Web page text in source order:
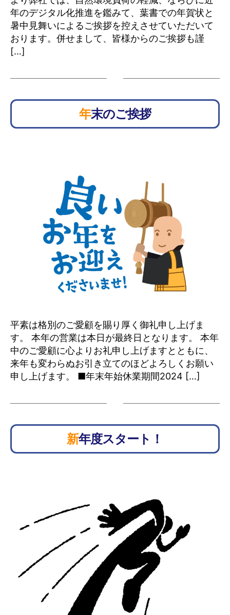
年のデジタル化推進を鑑みて、葉書での年賀状と
暑中見舞いによるご挨拶を控えさせていただいて
おります。併せまして、皆様からのご挨拶も謹
[…]
年末のご挨拶
平素は格別のご愛顧を賜り厚く御礼申し上げま
す。 本年の営業は本日が最終日となります。 本年
中のご愛顧に心よりお礼申し上げますとともに、
来年も変わらぬお引き立てのほどよろしくお願い
申し上げます。 ■年末年始休業期間2024 […]
新年度スタート！